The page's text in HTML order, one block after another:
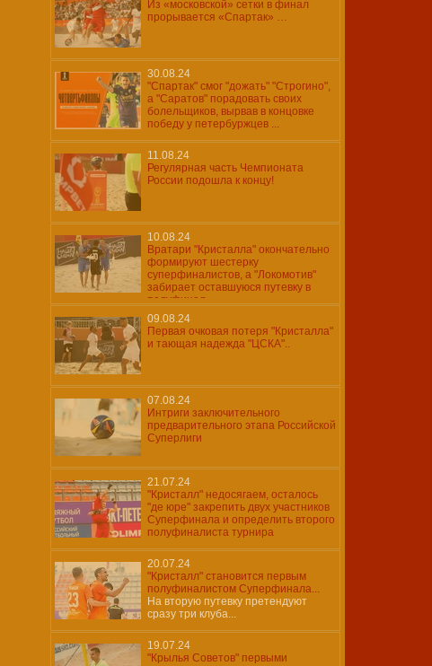
Из «московской» сетки в финал
прорывается «Спартак» …
30.08.24
"Спартак" смог "дожать" "Строгино",
а "Саратов" порадовать своих
болельщиков, вырвав в концовке
победу у петербуржцев ...
11.08.24
Регулярная часть Чемпионата
России подошла к концу!
10.08.24
Вратари "Кристалла" окончательно
формируют шестерку
суперфиналистов, а "Локомотив"
забирает оставшуюся путевку в
полуфинал...
09.08.24
Первая очковая потеря "Кристалла"
и тающая надежда "ЦСКА"..
07.08.24
Интриги заключительного
предварительного этапа Российской
Суперлиги
21.07.24
"Кристалл" недосягаем, осталось
"де юре" закрепить двух участников
Суперфинала и определить второго
полуфиналиста турнира
20.07.24
"Кристалл" становится первым
полуфиналистом Суперфинала...
На вторую путевку претендуют
сразу три клуба...
19.07.24
"Крылья Советов" первыми